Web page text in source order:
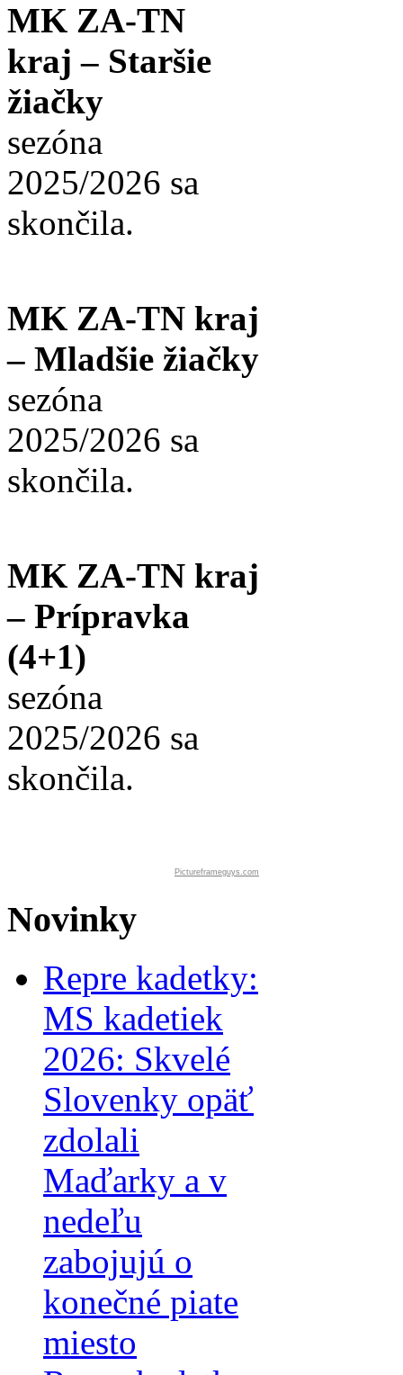
MK ZA-TN
kraj – Staršie
žiačky
sezóna
2025/2026 sa
skončila.
MK ZA-TN kraj
– Mladšie žiačky
sezóna
2025/2026 sa
skončila.
MK ZA-TN kraj
– Prípravka
(4+1)
sezóna
2025/2026 sa
skončila.
Pictureframeguys.com
Novinky
Repre kadetky:
MS kadetiek
2026: Skvelé
Slovenky opäť
zdolali
Maďarky a v
nedeľu
zabojujú o
konečné piate
miesto